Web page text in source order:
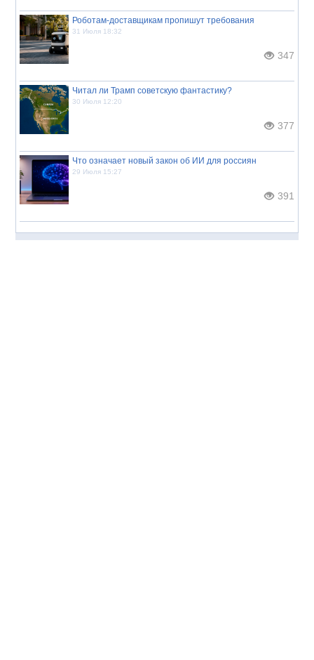
Роботам-доставщикам пропишут требования
31 Июля 18:32
347
Читал ли Трамп советскую фантастику?
30 Июля 12:20
377
Что означает новый закон об ИИ для россиян
29 Июля 15:27
391